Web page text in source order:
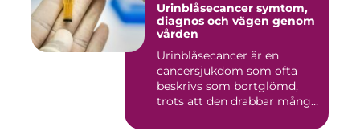
Urinblåsecancer symtom,
diagnos och vägen genom
vården
Urinblåsecancer är en
cancersjukdom som ofta
beskrivs som bortglömd,
trots att den drabbar många